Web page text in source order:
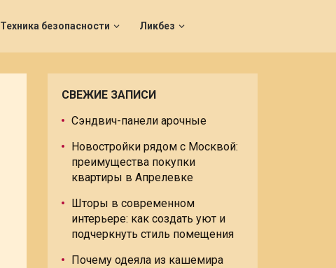
Техника безопасности Ликбез
СВЕЖИЕ ЗАПИСИ
Сэндвич-панели арочные
Новостройки рядом с Москвой:
преимущества покупки
квартиры в Апрелевке
Шторы в современном
интерьере: как создать уют и
подчеркнуть стиль помещения
Почему одеяла из кашемира